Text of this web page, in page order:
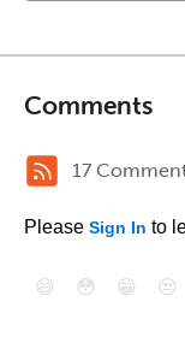
Comments
17
Please Sign In to
😄 😳 😁 😒